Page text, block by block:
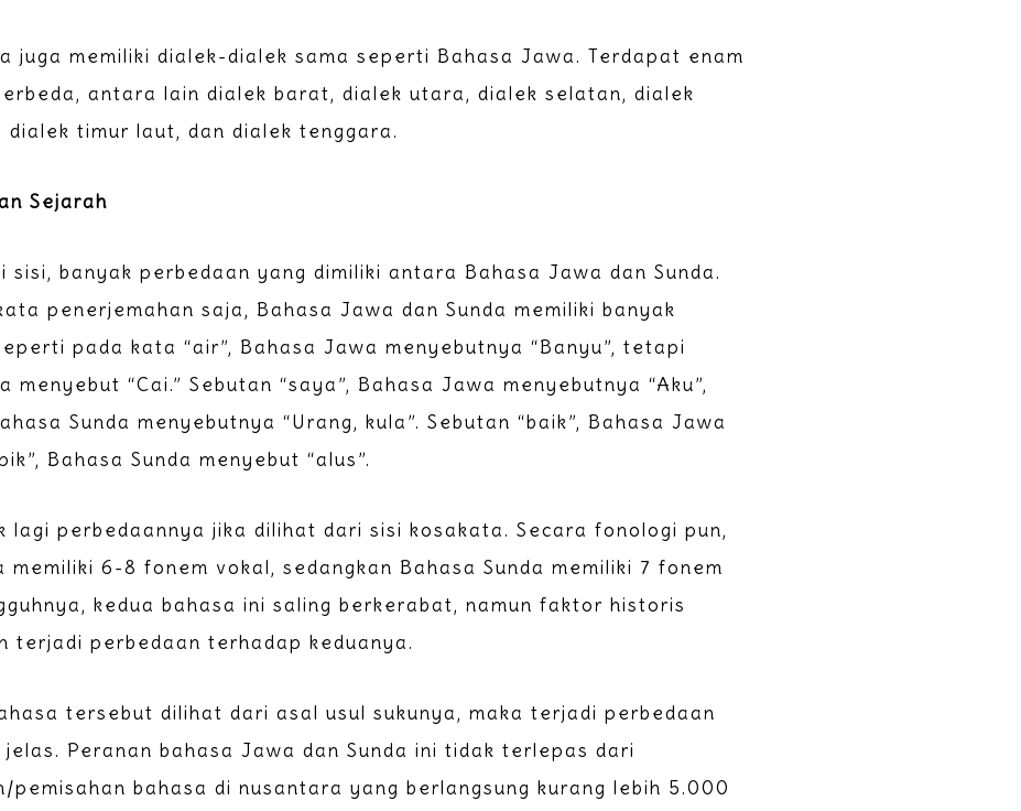
juga memiliki dialek-dialek sama seperti Bahasa Jawa. Terdapat enam
antara lain dialek barat, dialek utara, dialek selatan, dialek
dialek timur laut, dan dialek tenggara.
Sejarah
sisi, banyak perbedaan yang dimiliki antara Bahasa Jawa dan Sunda.
penerjemahan saja, Bahasa Jawa dan Sunda memiliki banyak
pada kata “air”, Bahasa Jawa menyebutnya “Banyu”, tetapi
menyebut “Cai.” Sebutan “saya”, Bahasa Jawa menyebutnya “Aku”,
Sunda menyebutnya “Urang, kula”. Sebutan “baik”, Bahasa Jawa
Bahasa Sunda menyebut “alus”.
lagi perbedaannya jika dilihat dari sisi kosakata. Secara fonologi pun,
memiliki 6-8 fonem vokal, sedangkan Bahasa Sunda memiliki 7 fonem
kedua bahasa ini saling berkerabat, namun faktor historis
terjadi perbedaan terhadap keduanya.
tersebut dilihat dari asal usul sukunya, maka terjadi perbedaan
Peranan bahasa Jawa dan Sunda ini tidak terlepas dari
pemisahan bahasa di nusantara yang berlangsung kurang lebih 5.000